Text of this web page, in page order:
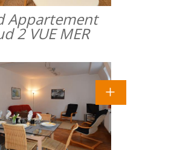
Appartement
2 VUE MER